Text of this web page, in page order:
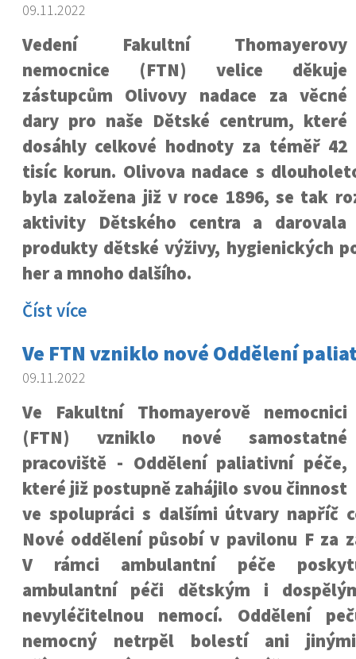
09.11.2022
Vedení Fakultní Thomayerovy
nemocnice (FTN) velice děkuje
zástupcům Olivovy nadace za věcné
dary pro naše Dětské centrum, které
dosáhly celkové hodnoty za téměř 42
tisíc korun. Olivova nadace s
byla založena již v roce 1896, se tak
aktivity Dětského centra a darovala
produkty dětské výživy, hygienických
her a mnoho dalšího.
Číst více
Ve FTN vzniklo nové Oddělení
09.11.2022
Ve Fakultní Thomayerově nemocnici
(FTN) vzniklo nové samostatné
pracoviště - Oddělení paliativní péče,
které již postupně zahájilo svou činnost
ve spolupráci s dalšími útvary napříč
Nové oddělení působí v pavilonu F za
V rámci ambulantní péče
ambulantní péči dětským i
nevyléčitelnou nemocí. Oddělení
nemocný netrpěl bolestí ani